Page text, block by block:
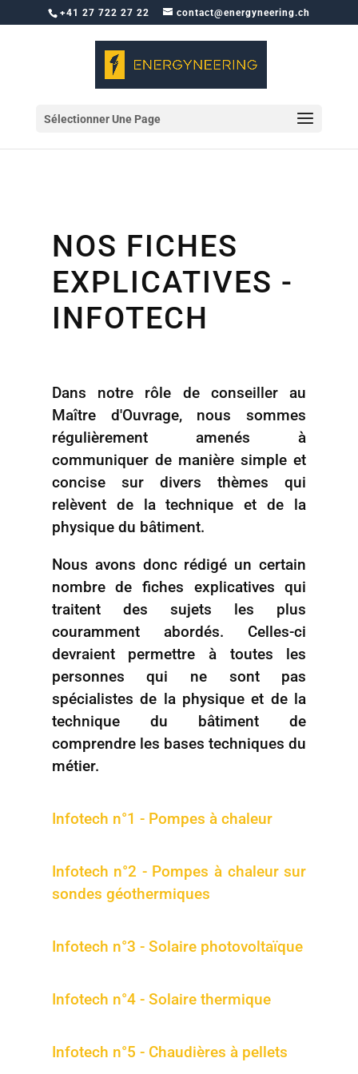
+41 27 722 27 22 contact@energyneering.ch
Sélectionner Une Page
NOS FICHES
EXPLICATIVES -
INFOTECH
Dans notre rôle de conseiller au
Maître d'Ouvrage, nous sommes
régulièrement amenés à
communiquer de manière simple et
concise sur divers thèmes qui
relèvent de la technique et de la
physique du bâtiment.
Nous avons donc rédigé un certain
nombre de fiches explicatives qui
traitent des sujets les plus
couramment abordés. Celles-ci
devraient permettre à toutes les
personnes qui ne sont pas
spécialistes de la physique et de la
technique du bâtiment de
comprendre les bases techniques du
métier.
Infotech n°1 - Pompes à chaleur
Infotech n°2 - Pompes à chaleur sur
sondes géothermiques
Infotech n°3 - Solaire photovoltaïque
Infotech n°4 - Solaire thermique
Infotech n°5 - Chaudières à pellets